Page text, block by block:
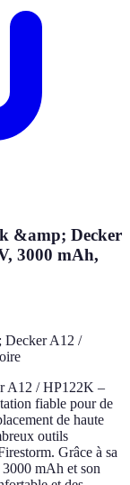
&amp; Decker
3000 mAh,
A12 / HP122K –
fiable pour de
de haute
outils
Grâce à sa
mAh et son